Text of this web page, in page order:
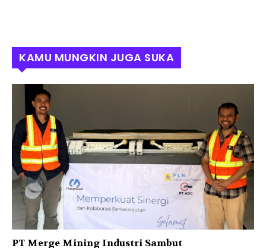
KAMU MUNGKIN JUGA SUKA
PT Merge Mining Industri Sambut